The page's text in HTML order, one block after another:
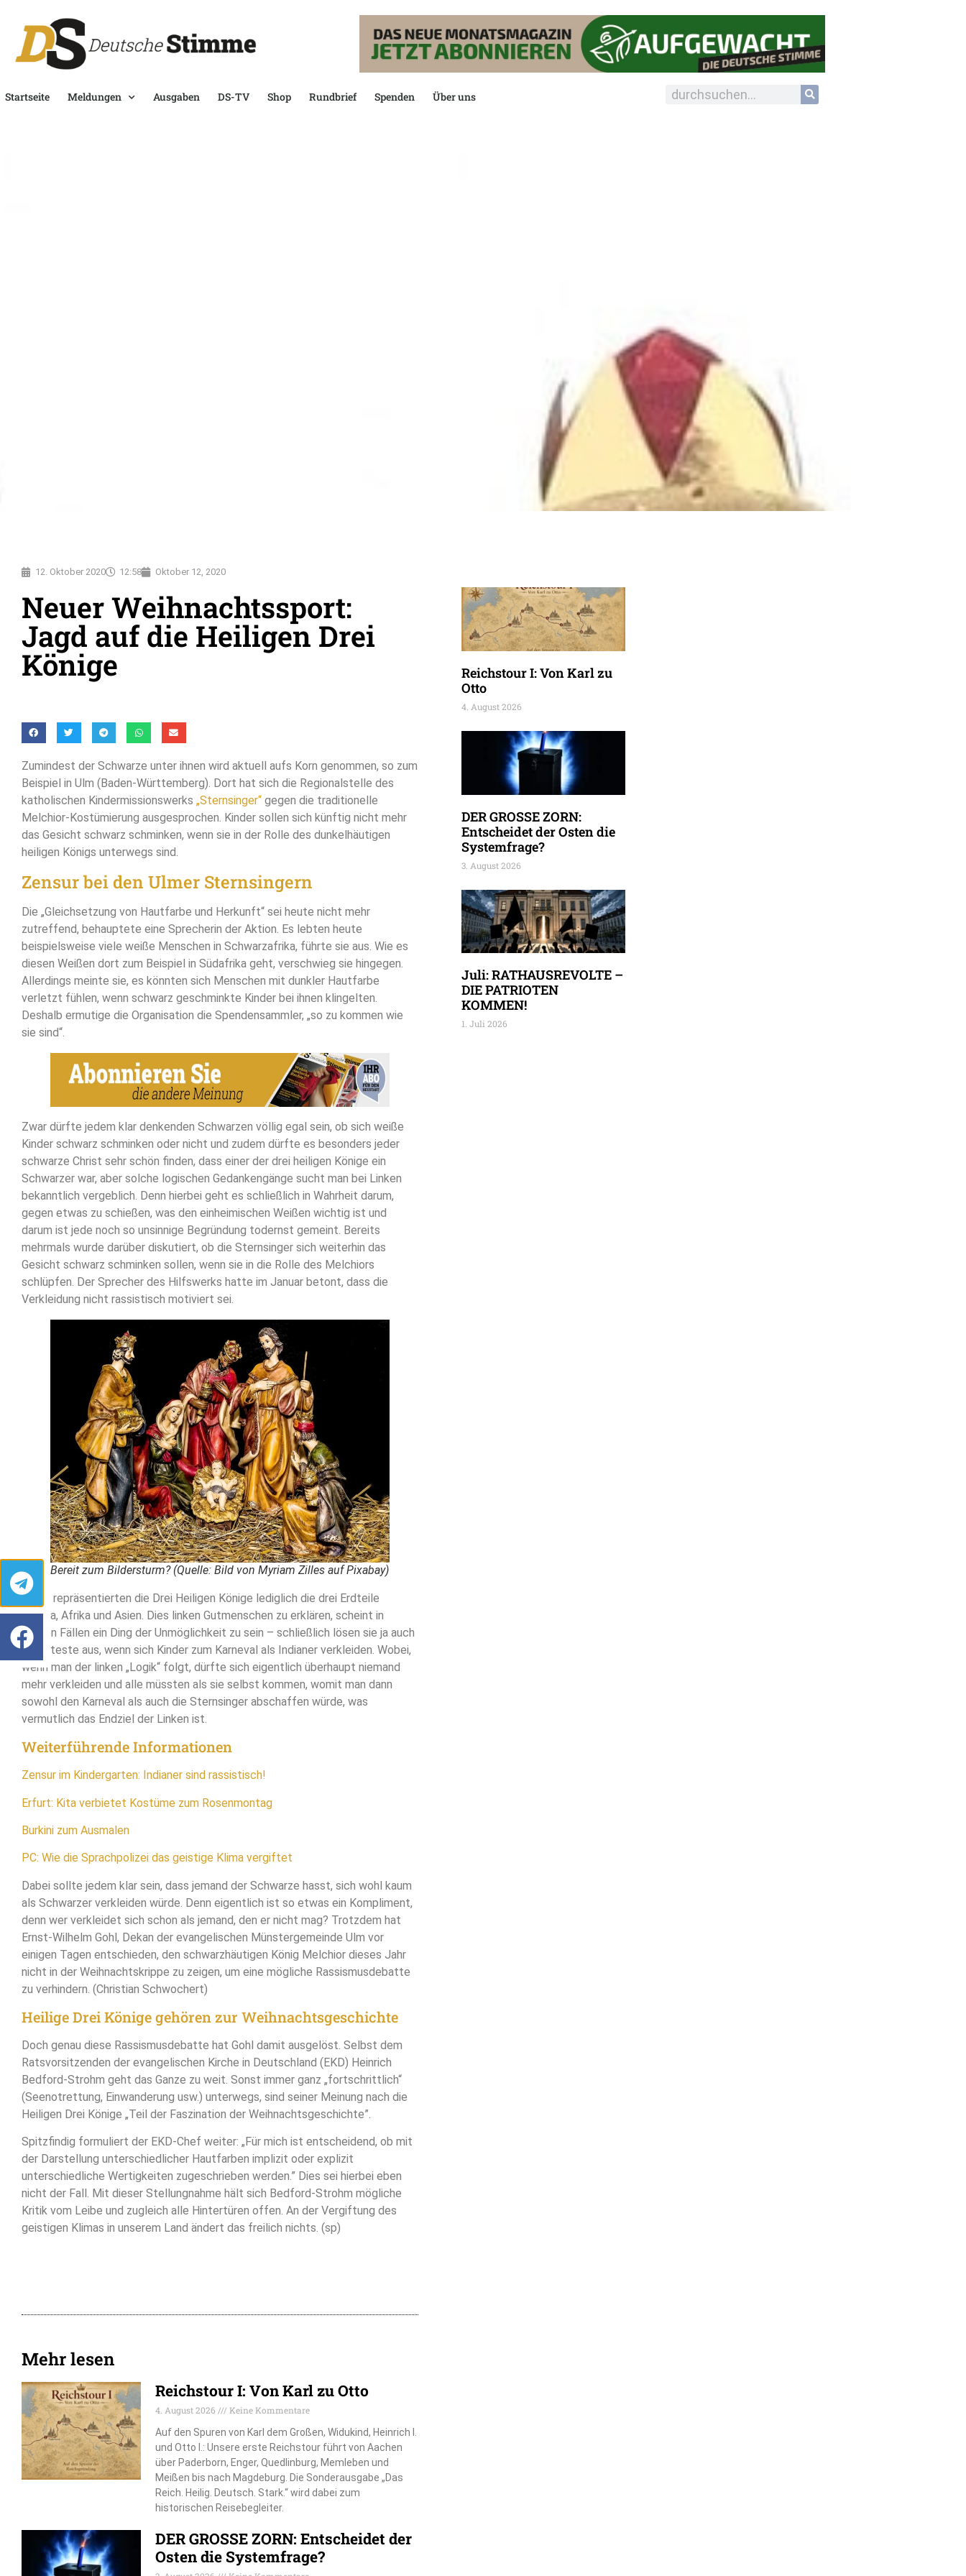
Startseite Meldungen Ausgaben DS-TV Shop Rundbrief Spenden Über uns
12. Oktober 2020 12:58 Oktober 12, 2020
Neuer Weihnachtssport:
Jagd auf die Heiligen Drei
Könige
Zumindest der Schwarze unter ihnen wird aktuell aufs Korn genommen, so zum
Beispiel in Ulm (Baden-Württemberg). Dort hat sich die Regionalstelle des
katholischen Kindermissionswerks „Sternsinger“ gegen die traditionelle
Melchior-Kostümierung ausgesprochen. Kinder sollen sich künftig nicht mehr
das Gesicht schwarz schminken, wenn sie in der Rolle des dunkelhäutigen
heiligen Königs unterwegs sind.
Zensur bei den Ulmer Sternsingern
Die „Gleichsetzung von Hautfarbe und Herkunft“ sei heute nicht mehr
zutreffend, behauptete eine Sprecherin der Aktion. Es lebten heute
beispielsweise viele weiße Menschen in Schwarzafrika, führte sie aus. Wie es
diesen Weißen dort zum Beispiel in Südafrika geht, verschwieg sie hingegen.
Allerdings meinte sie, es könnten sich Menschen mit dunkler Hautfarbe
verletzt fühlen, wenn schwarz geschminkte Kinder bei ihnen klingelten.
Deshalb ermutige die Organisation die Spendensammler, „so zu kommen wie
sie sind“.
Zwar dürfte jedem klar denkenden Schwarzen völlig egal sein, ob sich weiße
Kinder schwarz schminken oder nicht und zudem dürfte es besonders jeder
schwarze Christ sehr schön finden, dass einer der drei heiligen Könige ein
Schwarzer war, aber solche logischen Gedankengänge sucht man bei Linken
bekanntlich vergeblich. Denn hierbei geht es schließlich in Wahrheit darum,
gegen etwas zu schießen, was den einheimischen Weißen wichtig ist und
darum ist jede noch so unsinnige Begründung todernst gemeint. Bereits
mehrmals wurde darüber diskutiert, ob die Sternsinger sich weiterhin das
Gesicht schwarz schminken sollen, wenn sie in die Rolle des Melchiors
schlüpfen. Der Sprecher des Hilfswerks hatte im Januar betont, dass die
Verkleidung nicht rassistisch motiviert sei.
Bereit zum Bildersturm? (Quelle: Bild von Myriam Zilles auf Pixabay)
Dabei repräsentierten die Drei Heiligen Könige lediglich die drei Erdteile
Europa, Afrika und Asien. Dies linken Gutmenschen zu erklären, scheint in
einigen Fällen ein Ding der Unmöglichkeit zu sein – schließlich lösen sie ja auch
in Proteste aus, wenn sich Kinder zum Karneval als Indianer verkleiden. Wobei,
wenn man der linken „Logik“ folgt, dürfte sich eigentlich überhaupt niemand
mehr verkleiden und alle müssten als sie selbst kommen, womit man dann
sowohl den Karneval als auch die Sternsinger abschaffen würde, was
vermutlich das Endziel der Linken ist.
Weiterführende Informationen
Zensur im Kindergarten: Indianer sind rassistisch!
Erfurt: Kita verbietet Kostüme zum Rosenmontag
Burkini zum Ausmalen
PC: Wie die Sprachpolizei das geistige Klima vergiftet
Dabei sollte jedem klar sein, dass jemand der Schwarze hasst, sich wohl kaum
als Schwarzer verkleiden würde. Denn eigentlich ist so etwas ein Kompliment,
denn wer verkleidet sich schon als jemand, den er nicht mag? Trotzdem hat
Ernst-Wilhelm Gohl, Dekan der evangelischen Münstergemeinde Ulm vor
einigen Tagen entschieden, den schwarzhäutigen König Melchior dieses Jahr
nicht in der Weihnachtskrippe zu zeigen, um eine mögliche Rassismusdebatte
zu verhindern. (Christian Schwochert)
Heilige Drei Könige gehören zur Weihnachtsgeschichte
Doch genau diese Rassismusdebatte hat Gohl damit ausgelöst. Selbst dem
Ratsvorsitzenden der evangelischen Kirche in Deutschland (EKD) Heinrich
Bedford-Strohm geht das Ganze zu weit. Sonst immer ganz „fortschrittlich“
(Seenotrettung, Einwanderung usw.) unterwegs, sind seiner Meinung nach die
Heiligen Drei Könige „Teil der Faszination der Weihnachtsgeschichte”.
Spitzfindig formuliert der EKD-Chef weiter: „Für mich ist entscheidend, ob mit
der Darstellung unterschiedlicher Hautfarben implizit oder explizit
unterschiedliche Wertigkeiten zugeschrieben werden.” Dies sei hierbei eben
nicht der Fall. Mit dieser Stellungnahme hält sich Bedford-Strohm mögliche
Kritik vom Leibe und zugleich alle Hintertüren offen. An der Vergiftung des
geistigen Klimas in unserem Land ändert das freilich nichts. (sp)
Mehr lesen
Reichstour I: Von Karl zu Otto
4. August 2026
Keine Kommentare
Auf den Spuren von Karl dem Großen, Widukind, Heinrich I.
und Otto I.: Unsere erste Reichstour führt von Aachen
über Paderborn, Enger, Quedlinburg, Memleben und
Meißen bis nach Magdeburg. Die Sonderausgabe „Das
Reich. Heilig. Deutsch. Stark.“ wird dabei zum
historischen Reisebegleiter.
DER GROSSE ZORN: Entscheidet der
Osten die Systemfrage?
Reichstour I: Von Karl zu
Otto
4. August 2026
DER GROSSE ZORN:
Entscheidet der Osten die
Systemfrage?
3. August 2026
Juli: RATHAUSREVOLTE –
DIE PATRIOTEN
KOMMEN!
1. Juli 2026